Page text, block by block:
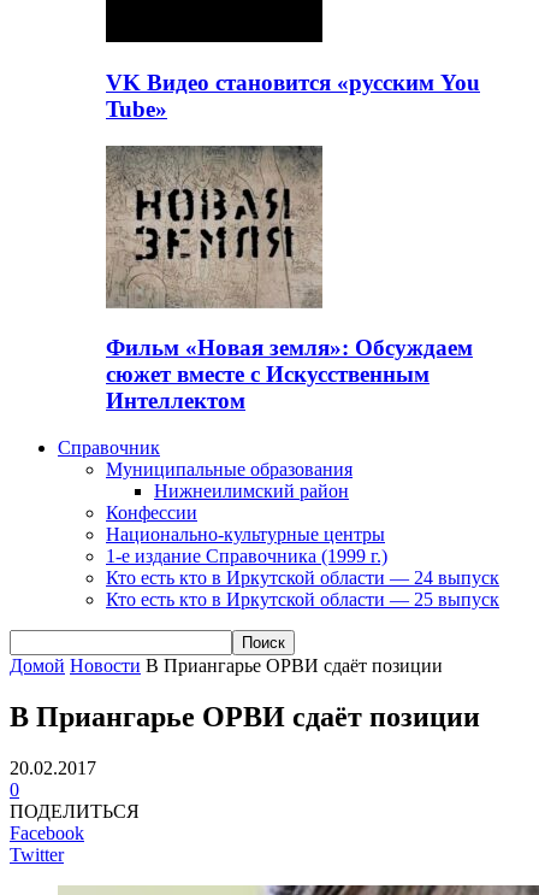
VK Видео становится «русским You
Tube»
Фильм «Новая земля»: Обсуждаем
сюжет вместе с Искусственным
Интеллектом
Справочник
Муниципальные образования
Нижнеилимский район
Конфессии
Национально-культурные центры
1-е издание Справочника (1999 г.)
Кто есть кто в Иркутской области — 24 выпуск
Кто есть кто в Иркутской области — 25 выпуск
Домой Новости В Приангарье ОРВИ сдаёт позиции
В Приангарье ОРВИ сдаёт позиции
20.02.2017
0
ПОДЕЛИТЬСЯ
Facebook
Twitter